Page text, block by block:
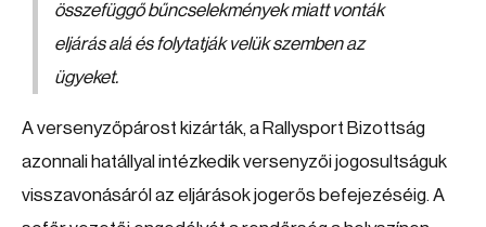
összefüggő bűncselekmények miatt vonták
eljárás alá és folytatják velük szemben az
ügyeket.
A versenyzőpárost kizárták, a Rallysport Bizottság
azonnali hatállyal intézkedik versenyzői jogosultságuk
visszavonásáról az eljárások jogerős befejezéséig. A